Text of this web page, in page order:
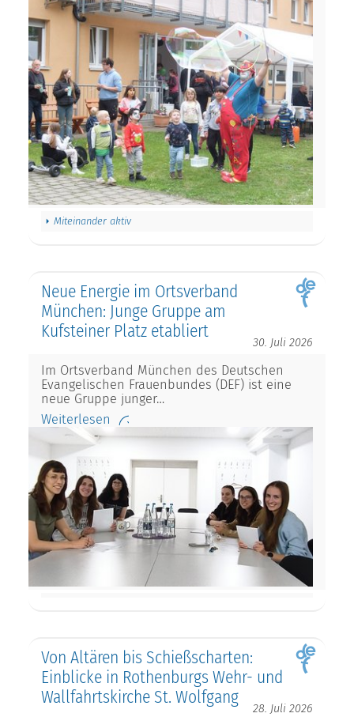
Miteinander aktiv
Neue Energie im Ortsverband
München: Junge Gruppe am
Kufsteiner Platz etabliert
30. Juli 2026
Im Ortsverband München des Deutschen
Evangelischen Frauenbundes (DEF) ist eine
neue Gruppe junger…
Weiterlesen
Von Altären bis Schießscharten:
Einblicke in Rothenburgs Wehr- und
Wallfahrtskirche St. Wolfgang
28. Juli 2026